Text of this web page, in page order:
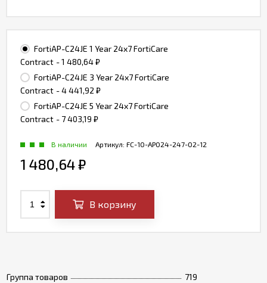
Группа товаров
719
FortiAP-C24JE 1 Year 24x7 FortiCare
Contract - 1 480,64₽
FortiAP-C24JE 3 Year 24x7 FortiCare
Contract - 4 441,92 ₽
FortiAP-C24JE 5 Year 24x7 FortiCare
Contract - 7 403,19 ₽
Артикул: FC-10-AP024-247-02-12
В наличии
1 480,64₽
В корзину